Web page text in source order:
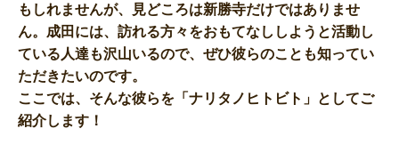
もしれませんが、見どころは新勝寺だけではありませ
ん。成田には、訪れる方々をおもてなししようと活動し
ている人達も沢山いるので、ぜひ彼らのことも知ってい
ただきたいのです。
ここでは、そんな彼らを「ナリタノヒトビト」としてご
紹介します！